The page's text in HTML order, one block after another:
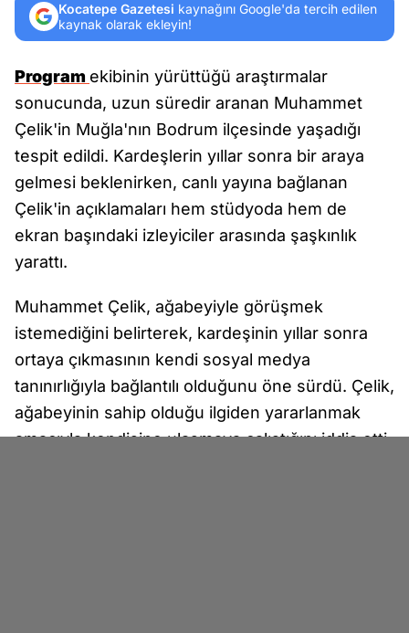
Kocatepe Gazetesi kaynağını Google'da tercih edilen
kaynak olarak ekleyin!
Program ekibinin yürüttüğü araştırmalar
sonucunda, uzun süredir aranan Muhammet
Çelik'in Muğla'nın Bodrum ilçesinde yaşadığı
tespit edildi. Kardeşlerin yıllar sonra bir araya
gelmesi beklenirken, canlı yayına bağlanan
Çelik'in açıklamaları hem stüdyoda hem de
ekran başındaki izleyiciler arasında şaşkınlık
yarattı.
Muhammet Çelik, ağabeyiyle görüşmek
istemediğini belirterek, kardeşinin yıllar sonra
ortaya çıkmasının kendi sosyal medya
tanınırlığıyla bağlantılı olduğunu öne sürdü. Çelik,
ağabeyinin sahip olduğu ilgiden yararlanmak
amacıyla kendisine ulaşmaya çalıştığını iddia etti.